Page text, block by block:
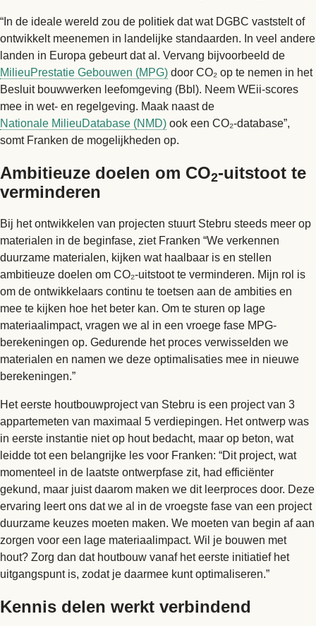
“In de ideale wereld zou de politiek dat wat DGBC vaststelt of
ontwikkelt meenemen in landelijke standaarden. In veel andere
landen in Europa gebeurt dat al. Vervang bijvoorbeeld de
MilieuPrestatie Gebouwen (MPG) door CO₂ op te nemen in het
Besluit bouwwerken leefomgeving (Bbl). Neem WEii-scores
mee in wet- en regelgeving. Maak naast de
Nationale MilieuDatabase (NMD) ook een CO₂-database”,
somt Franken de mogelijkheden op.
Ambitieuze doelen om CO2-uitstoot te
verminderen
Bij het ontwikkelen van projecten stuurt Stebru steeds meer op
materialen in de beginfase, ziet Franken “We verkennen
duurzame materialen, kijken wat haalbaar is en stellen
ambitieuze doelen om CO₂-uitstoot te verminderen. Mijn rol is
om de ontwikkelaars continu te toetsen aan de ambities en
mee te kijken hoe het beter kan. Om te sturen op lage
materiaalimpact, vragen we al in een vroege fase MPG-
berekeningen op. Gedurende het proces verwisselden we
materialen en namen we deze optimalisaties mee in nieuwe
berekeningen.”
Het eerste houtbouwproject van Stebru is een project van 3
appartemeten van maximaal 5 verdiepingen. Het ontwerp was
in eerste instantie niet op hout bedacht, maar op beton, wat
leidde tot een belangrijke les voor Franken: “Dit project, wat
momenteel in de laatste ontwerpfase zit, had efficiënter
gekund, maar juist daarom maken we dit leerproces door. Deze
ervaring leert ons dat we al in de vroegste fase van een project
duurzame keuzes moeten maken. We moeten van begin af aan
zorgen voor een lage materiaalimpact. Wil je bouwen met
hout? Zorg dan dat houtbouw vanaf het eerste initiatief het
uitgangspunt is, zodat je daarmee kunt optimaliseren.”
Kennis delen werkt verbindend